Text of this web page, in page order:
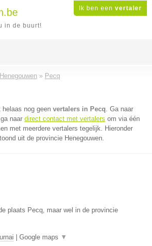
Ik ben een vertaler
in de buurt!
Henegouwen » Pecq
helaas nog geen vertalers in Pecq. Ga naar
naar direct contact met vertalers om via één
met meerdere vertalers tegelijk. Hieronder
uit de provincie Henegouwen.
plaats Pecq, maar wel in de provincie
Google maps ▼